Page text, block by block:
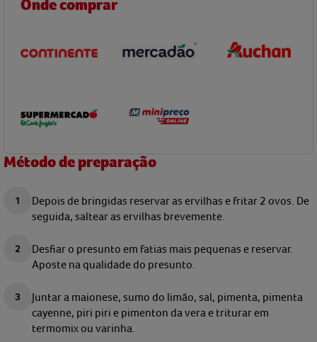
Onde comprar
Método de preparação
Depois de bringidas reservar as ervilhas e fritar 2 ovos. De
seguida, saltear as ervilhas brevemente
Desfiar o presunto em fatias mais pequenas e reservar.
Aposte na qualidade do presunto.
Juntar a maionese, sumo do limão, sal, pimenta, pimenta
cayenne, piri piri e pimenton da vera e triturar em
termomix ou varinha.